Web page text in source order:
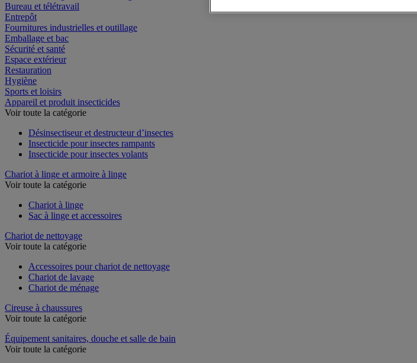
Bureau et télétravail
Entrepôt
Fournitures industrielles et outillage
Emballage et bac
Sécurité et santé
Espace extérieur
Restauration
Hygiène
Sports et loisirs
Appareil et produit insecticides
Voir toute la catégorie
Désinsectiseur et destructeur d’insectes
Insecticide pour insectes rampants
Insecticide pour insectes volants
Chariot à linge et armoire à linge
Voir toute la catégorie
Chariot à linge
Sac à linge et accessoires
Chariot de nettoyage
Voir toute la catégorie
Accessoires pour chariot de nettoyage
Chariot de lavage
Chariot de ménage
Cireuse à chaussures
Voir toute la catégorie
Équipement sanitaires, douche et salle de bain
Voir toute la catégorie